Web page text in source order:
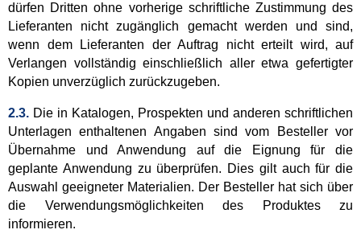
dürfen Dritten ohne vorherige schriftliche Zustimmung des
Lieferanten nicht zugänglich gemacht werden und sind,
wenn dem Lieferanten der Auftrag nicht erteilt wird, auf
Verlangen vollständig einschließlich aller etwa gefertigter
Kopien unverzüglich zurückzugeben.
2.3. Die in Katalogen, Prospekten und anderen schriftlichen
Unterlagen enthaltenen Angaben sind vom Besteller vor
Übernahme und Anwendung auf die Eignung für die
geplante Anwendung zu überprüfen. Dies gilt auch für die
Auswahl geeigneter Materialien. Der Besteller hat sich über
die Verwendungsmöglichkeiten des Produktes zu
informieren.